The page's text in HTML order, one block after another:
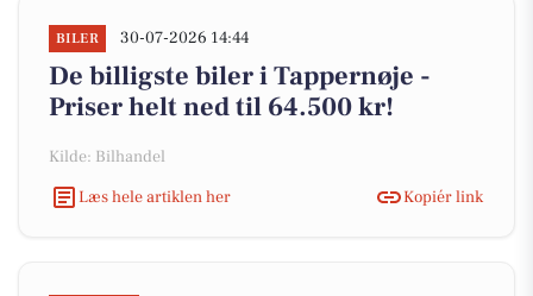
BILER 30-07-2026 14:44
De billigste biler i Tappernøje -
Priser helt ned til 64.500 kr!
Kilde: Bilhandel
Læs hele artiklen her
Kopiér link